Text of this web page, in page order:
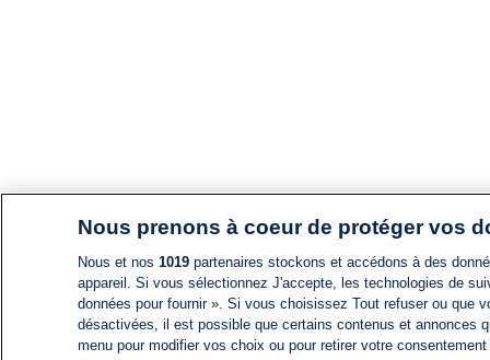
Nous prenons à coeur de protéger vos
Nous et nos 1019partenaires stockons et accédons à des
appareil. Si vous sélectionnez J'accepte, les technologies de
données pour fournir ». Si vous choisissez Tout refuser ou
désactivées, il est possible que certains contenus et annonces
menu pour modifier vos choix ou pour retirer votre